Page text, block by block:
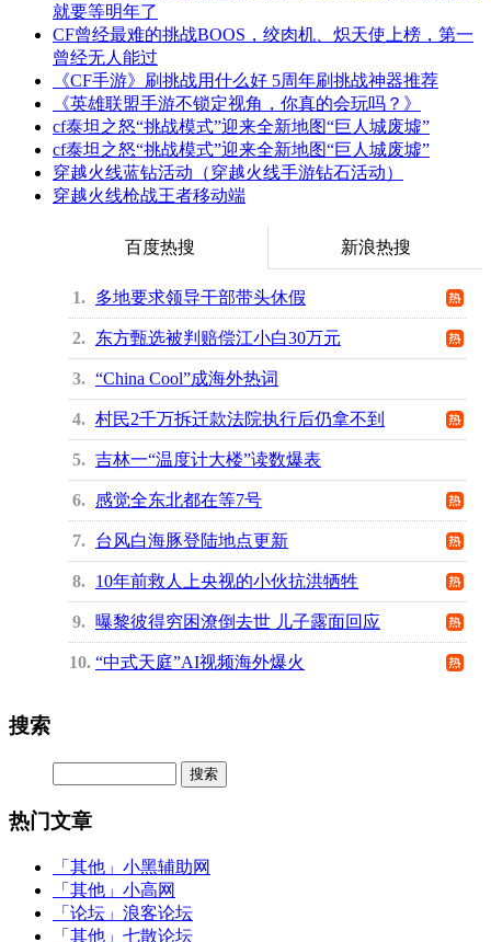
就要等明年了
CF曾经最难的挑战BOOS，绞肉机、炽天使上榜，第一
曾经无人能过
《CF手游》刷挑战用什么好 5周年刷挑战神器推荐
《英雄联盟手游不锁定视角，你真的会玩吗？》
cf泰坦之怒“挑战模式”迎来全新地图“巨人城废墟”
cf泰坦之怒“挑战模式”迎来全新地图“巨人城废墟”
穿越火线蓝钻活动（穿越火线手游钻石活动）
穿越火线枪战王者移动端
百度热搜 新浪热搜
1 多地要求领导干部带头休假
2 东方甄选被判赔偿江小白30万元
3 “China Cool”成海外热词
4 村民2千万拆迁款法院执行后仍拿不到
5 吉林一“温度计大楼”读数爆表
6 感觉全东北都在等7号
7 台风白海豚登陆地点更新
8 10年前救人上央视的小伙抗洪牺牲
9 曝黎彼得穷困潦倒去世 儿子露面回应
10 “中式天庭”AI视频海外爆火
搜索
热门文章
「其他」 小黑辅助网
「其他」 小高网
「论坛」 浪客论坛
「其他」 七散论坛